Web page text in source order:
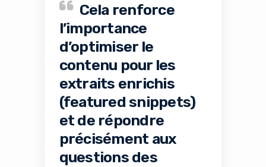
Cela renforce
l’importance
d’optimiser le
contenu pour les
extraits enrichis
(featured snippets)
et de répondre
précisément aux
questions des